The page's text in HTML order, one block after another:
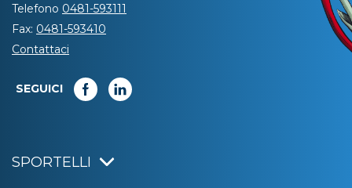
Telefono 0481-593111
Fax: 0481-593410
Contattaci
SEGUICI
SPORTELLI